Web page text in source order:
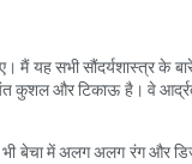
मैं यह सभी सौंदर्यशास्त्र
और टिकाऊ है। वे
बेचा में अलग अलग रंग और